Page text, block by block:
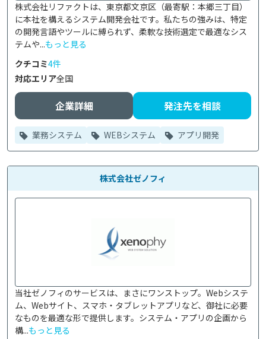
株式会社リファクトは、東京都文京区（最寄駅：本郷三丁目）
に本社を構えるシステム開発会社です。私たちの強みは、特定
の開発言語やツールに縛られず、柔軟な技術選定で最適なシス
テムや...もっと見る
クチコミ4件
対応エリア全国
企業詳細 発注先を相談
業務システム WEBシステム アプリ開発
株式会社ゼノフィ
当社ゼノフィのサービスは、まさにワンストップ。Webシステ
ム、Webサイト、スマホ・タブレットアプリなど、御社に必要
なものを最適な形で提供します。システム・アプリの企画から
構...もっと見る